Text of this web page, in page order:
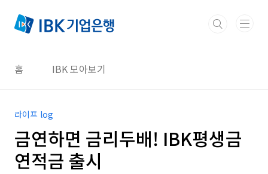
홈 IBK 모아보기
라이프 log
금연하면 금리두배! IBK평생금
연적금 출시